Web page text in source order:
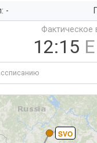
-
Фактическое
12:15
SVO